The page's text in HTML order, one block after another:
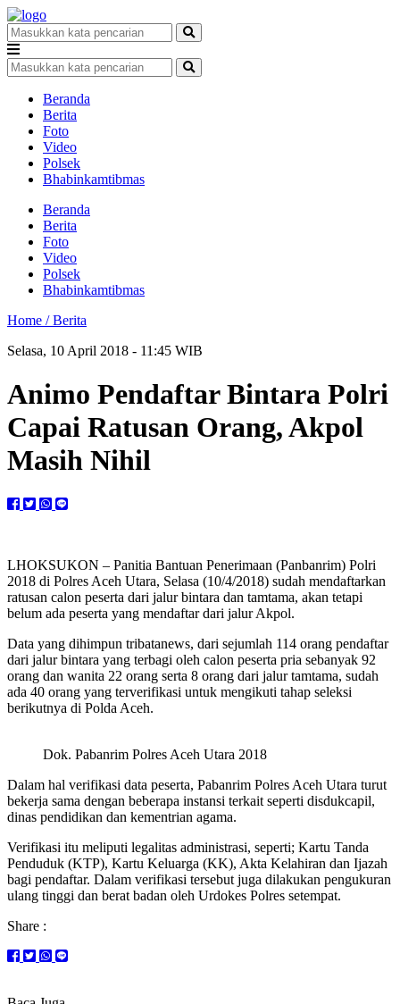
Beranda
Berita
Foto
Video
Polsek
Bhabinkamtibmas
Beranda
Berita
Foto
Video
Polsek
Bhabinkamtibmas
Home /Berita
Selasa, 10 April 2018 - 11:45 WIB
Animo Pendaftar Bintara Polri
Capai Ratusan Orang, Akpol
Masih Nihil
LHOKSUKON – Panitia Bantuan Penerimaan (Panbanrim) Polri
2018 di Polres Aceh Utara, Selasa (10/4/2018) sudah mendaftarkan
ratusan calon peserta dari jalur bintara dan tamtama, akan tetapi
belum ada peserta yang mendaftar dari jalur Akpol.
Data yang dihimpun tribatanews, dari sejumlah 114 orang pendaftar
dari jalur bintara yang terbagi oleh calon peserta pria sebanyak 92
orang dan wanita 22 orang serta 8 orang dari jalur tamtama, sudah
ada 40 orang yang terverifikasi untuk mengikuti tahap seleksi
berikutnya di Polda Aceh.
Dok. Pabanrim Polres Aceh Utara 2018
Dalam hal verifikasi data peserta, Pabanrim Polres Aceh Utara turut
bekerja sama dengan beberapa instansi terkait seperti disdukcapil,
dinas pendidikan dan kementrian agama.
Verifikasi itu meliputi legalitas administrasi, seperti; Kartu Tanda
Penduduk (KTP), Kartu Keluarga (KK), Akta Kelahiran dan Ijazah
bagi pendaftar. Dalam verifikasi tersebut juga dilakukan pengukuran
ulang tinggi dan berat badan oleh Urdokes Polres setempat.
Share :